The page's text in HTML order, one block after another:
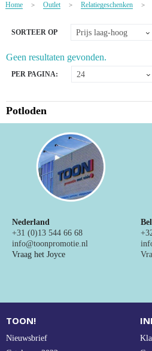
Kerstpakketten
Tastingpakketten
Home > Outlet > Relatiegeschenken >
SORTEER OP
Geen resultaten gevonden.
PER PAGINA:
Potloden
Nederland
+31 (0)13 544 66 68
info@toonpromotie.nl
Vraag het Joyce
TOON!
Nieuwsbrief